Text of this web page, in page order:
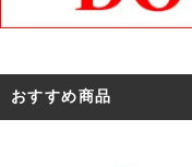
おすすめ商品